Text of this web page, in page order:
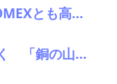
銅相場、LME・COMEXとも高値更新 米国向け流入と中国の供給逼迫が相場押し上げ
米国への銅流入続く 「銅の山」はCOMEXだけでは見えない